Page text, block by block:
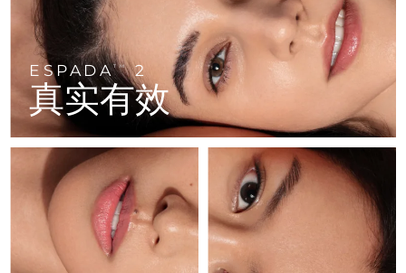
ESPADATM2
真实有效
LUNA™ 4 go
For travel or gym bag
LUNA™ 护肤
Premium cleansers & balm
LUNA™ 设备
All facial cleansing devices
BEAR™ 设备
All premium facelift devices
UFO™ 3 go
Portable red light therapy
面膜
Rejuvenation & hydration
UFO™ 设备
All deep facial hydration devices
issa™ 4 baby
For ages 0-3
issa™ Teeth Whitening Set
Dual LED + sonic device & 18% PAP gel
ISSA™ 设备
All silicone sonic toothbrushes
FAQ™ 102
Advanced clinical anti-aging
FAQ™ 103
Luxurious clinical anti-aging set
FAQ™ P1 Primer
Manuka honey primer
FAQ™ 202
LED mask
FAQ™ 211
Anti-aging neck & décolleté LED mask
FAQ™ 221
Anti-aging LED hand mask
生发
FAQ™ 301
LED hair strengthening scalp massager
FAQ™ Scalp Serum
Scalp recovery probiotic serum
FAQ™护肤品
All FAQ™ skincare
肌肤年轻化
FAQ™ 501
Full-Spectrum Red Light Therapy
FAQ™ 502
Full-Spectrum Red Light Therapy
FAQ™ Red Light Serum
保健品
NEW
专业治疗
克罗地亚 预计送达日期10/08/2026
塞浦路斯 11/08/2026
捷克 10/08/2026
丹麦 预计送达日期10/08/2026
爱沙尼亚 预计送达日期 10/08/2026
芬兰 预计送达日期 10/08/2026